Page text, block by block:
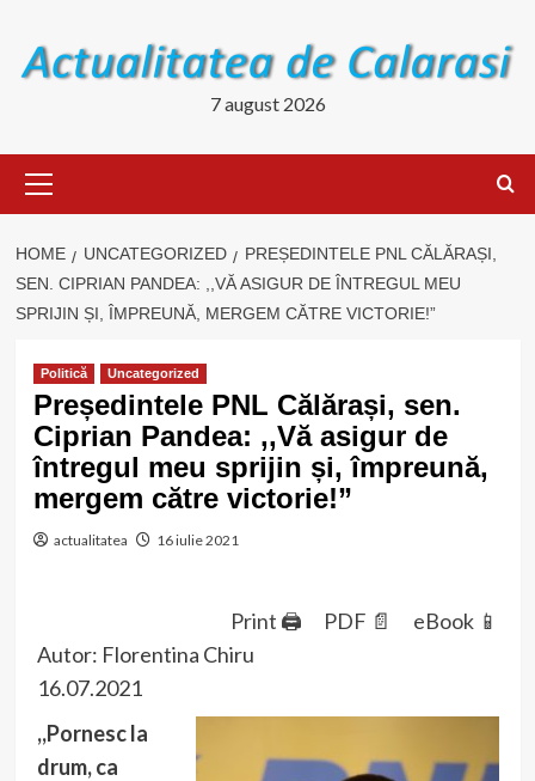
content
7 august 2026
Menu
HOME UNCATEGORIZED
PREȘEDINTELE PNL CĂLĂRAȘI,
SEN. CIPRIAN PANDEA: ,,VĂ ASIGUR DE ÎNTREGUL MEU
SPRIJIN ȘI, ÎMPREUNĂ, MERGEM CĂTRE VICTORIE!”
Politică Uncategorized
Președintele PNL Călărași, sen.
Ciprian Pandea: ,,Vă asigur de
întregul meu sprijin și, împreună,
mergem către victorie!”
actualitatea 16 iulie 2021
Print 🖨 PDF 📄
eBook 📱
Autor: Florentina Chiru
16.07.2021
,,Pornesc la
drum, ca